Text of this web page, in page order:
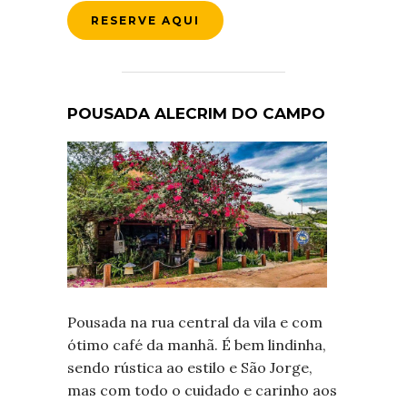
RESERVE AQUI
POUSADA ALECRIM DO CAMPO
Pousada na rua central da vila e com
ótimo café da manhã. É bem lindinha,
sendo rústica ao estilo e São Jorge,
mas com todo o cuidado e carinho aos